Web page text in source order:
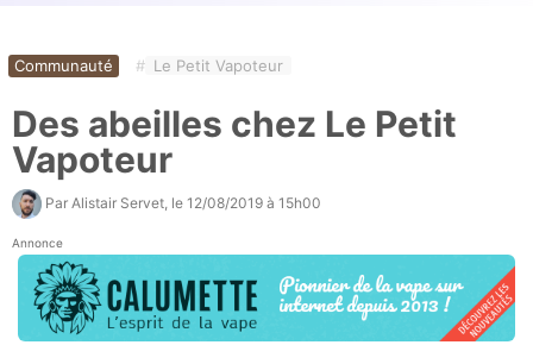
Communauté # Le Petit Vapoteur
Des abeilles chez Le Petit
Vapoteur
Par Alistair Servet , le 12/08/2019 à 15h00
Annonce